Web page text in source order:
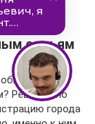
семьям
получить
Решения по
города